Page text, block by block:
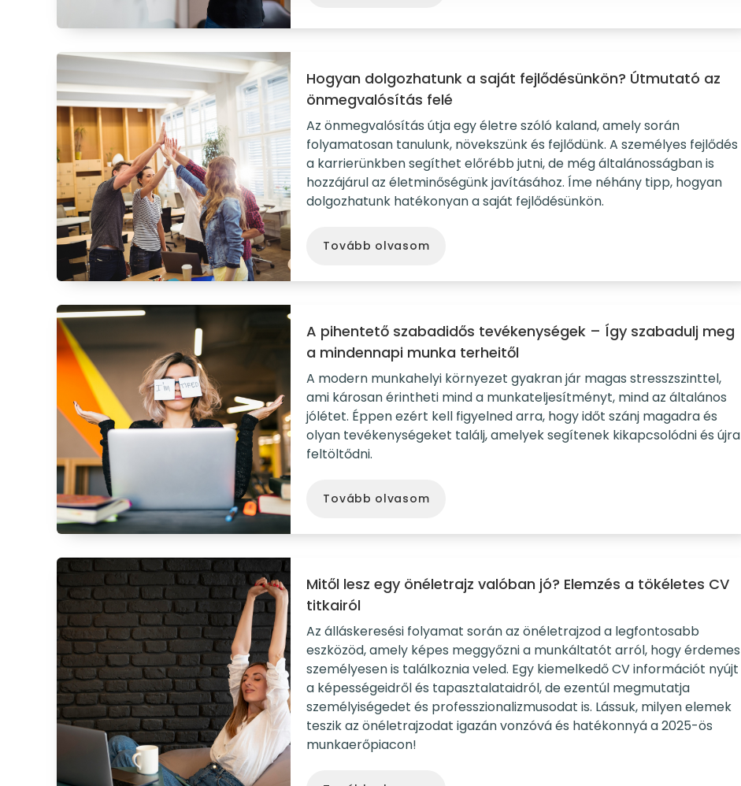
Hogyan dolgozhatunk a saját fejlődésünkön? Útmutató az
önmegvalósítás felé
Az önmegvalósítás útja egy életre szóló kaland, amely során
folyamatosan tanulunk, növekszünk és fejlődünk. A személyes fejlődés
a karrierünkben segíthet előrébb jutni, de még általánosságban is
hozzájárul az életminőségünk javításához. Íme néhány tipp, hogyan
dolgozhatunk hatékonyan a saját fejlődésünkön.
Tovább olvasom
A pihentető szabadidős tevékenységek – Így szabadulj meg
a mindennapi munka terheitől
A modern munkahelyi környezet gyakran jár magas stresszszinttel,
ami károsan érintheti mind a munkateljesítményt, mind az általános
jólétet. Éppen ezért kell figyelned arra, hogy időt szánj magadra és
olyan tevékenységeket találj, amelyek segítenek kikapcsolódni és újra
feltöltődni.
Tovább olvasom
Mitől lesz egy önéletrajz valóban jó? Elemzés a tökéletes CV
titkairól
Az álláskeresési folyamat során az önéletrajzod a legfontosabb
eszközöd, amely képes meggyőzni a munkáltatót arról, hogy érdemes
személyesen is találkoznia veled. Egy kiemelkedő CV információt nyújt
a képességeidről és tapasztalataidról, de ezentúl megmutatja
személyiségedet és professzionalizmusodat is. Lássuk, milyen elemek
teszik az önéletrajzodat igazán vonzóvá és hatékonnyá a 2025-ös
munkaerőpiacon!